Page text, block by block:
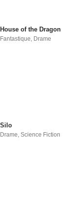
House of the Dragon
Fantastique Drame
Silo
Drame,Science Fiction